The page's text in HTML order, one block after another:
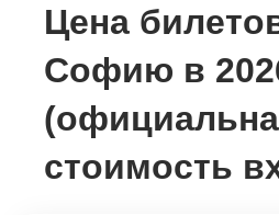
Цена
Софию в
стоимость